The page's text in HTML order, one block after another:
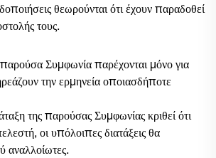
θεωρούνται ότι έχουν παραδοθεί
τους.
παρούσα Συμφωνία παρέχονται μόνο για
την ερμηνεία οποιασδήποτε
της παρούσας Συμφωνίας κριθεί ότι
οι υπόλοιπες διατάξεις θα
αναλλοίωτες.